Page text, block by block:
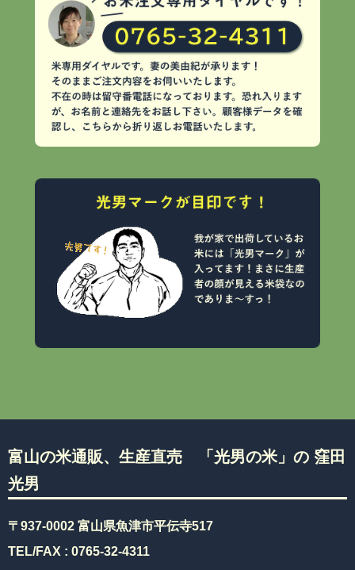
富山の米通販、生産直売 「光男の米」の 窪田
光男
〒937-0002 富山県魚津市平伝寺517
TEL/FAX : 0765-32-4311